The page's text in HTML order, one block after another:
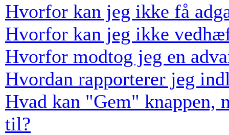
Hvorfor kan jeg ikke få
Hvorfor kan jeg ikke
Hvorfor modtog jeg en
Hvordan rapporterer jeg
Hvad kan "Gem" knappen,
til?